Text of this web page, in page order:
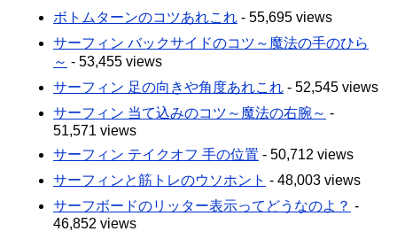
ボトムターンのコツあれこれ - 55,695 views
サーフィン バックサイドのコツ～魔法の手のひら
～ - 53,455 views
サーフィン 足の向きや角度あれこれ - 52,545 views
サーフィン 当て込みのコツ～魔法の右腕～ -
51,571 views
サーフィン テイクオフ 手の位置 - 50,712 views
サーフィンと筋トレのウソホント - 48,003 views
サーフボードのリッター表示ってどうなのよ？ -
46,852 views